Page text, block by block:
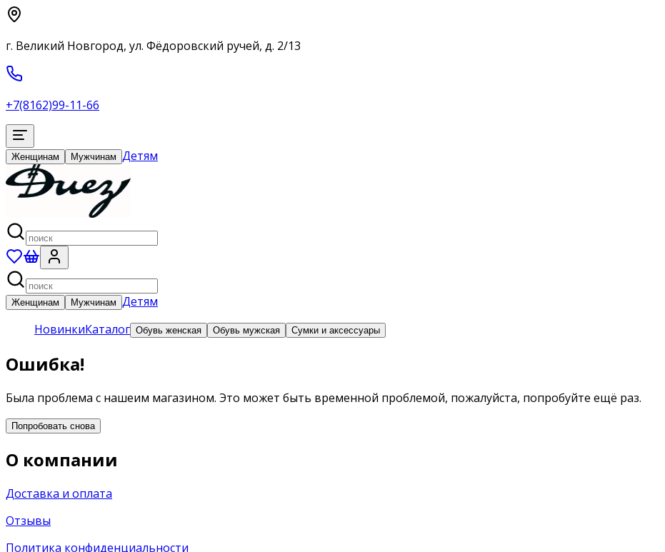
г. Великий Новгород, ул. Фёдоровский ручей, д. 2/13
+7(8162)99-11-66
Женщинам Мужчинам Детям
Женщинам Мужчинам Детям
НовинкиКаталог Обувь женская Обувь мужская Сумки и аксессуары
Ошибка!
Была проблема с нашеим магазином. Это может быть временной проблемой, пожалуйста, попробуйте ещё раз.
Попробовать снова
О компании
Доставка и оплата
Отзывы
Политика конфиденциальности